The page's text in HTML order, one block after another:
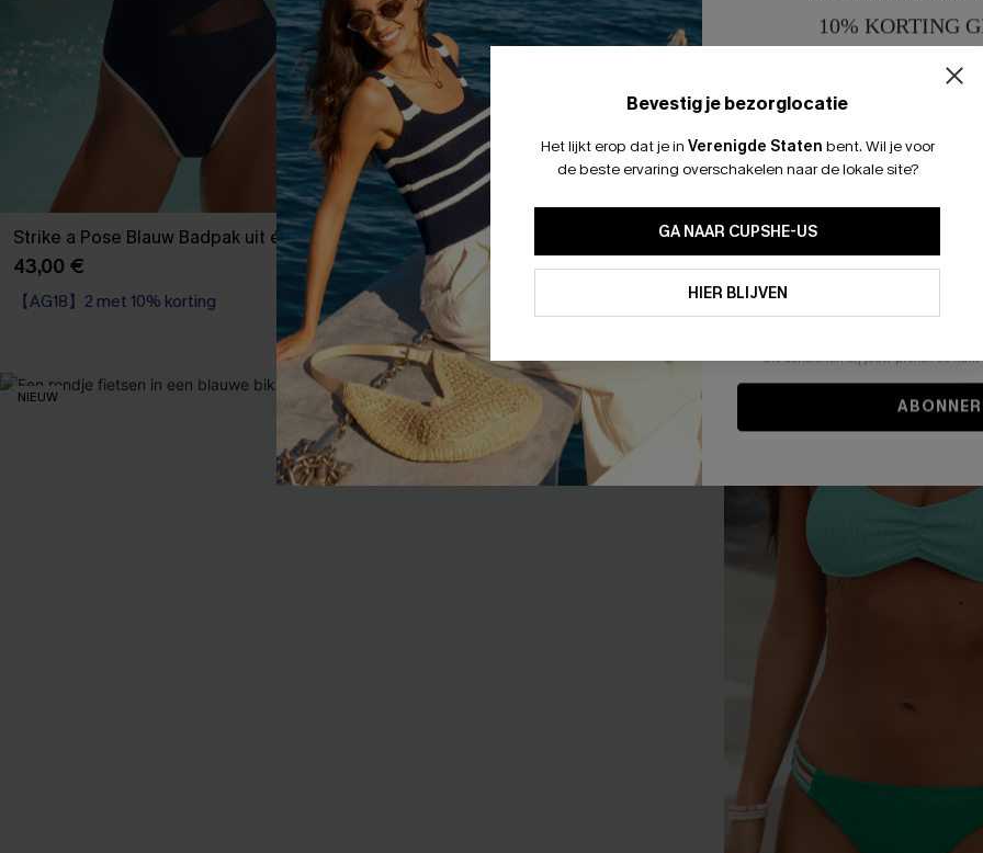
Strike a Pose Blauw Badpak uit één stuk
43,00 €
【AG18】2 met 10% korting
Everlasting Summer Blauw Badpak uit
één stuk
43,00 €
【AG18】2 met 10% korting
Lentegroene bikiniset
37,00 €
【AG18】2 met 10% korting
NIEUW NIEUW
Bevestig je bezorglocatie
Het lijkt erop dat je in Verenigde Staten bent. Wil je voor
de beste ervaring overschakelen naar de lokale site?
GA NAAR CUPSHE-US
HIER BLIJVEN
10% KORTING
15%
Door je contactgegevens in te
Algemene
stemt er tevens mee in om
en gepersonaliseerde
winkelwagen) en e-mails van
niet vereist voor een aankoop. We
informatie gebruiken om producten
die aansluiten bij jouw profiel. Je